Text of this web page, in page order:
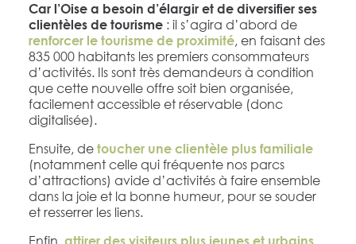
Car l’Oise a besoin d’élargir et de diversifier ses
clientèles de tourisme: il s’agira d’abord de
renforcer le tourisme de proximité, en faisant des
835 000 habitants les premiers consommateurs
d’activités. Ils sont très demandeurs à condition
que cette nouvelle offre soit bien organisée,
facilement accessible et réservable (donc
digitalisée).
Ensuite, de toucher une clientèle plus familiale
(notamment celle qui fréquente nos parcs
d’attractions) avide d’activités à faire ensemble
dans la joie et la bonne humeur, pour se souder
et resserrer les liens.
attirer des visiteurs plus jeunes et urbains